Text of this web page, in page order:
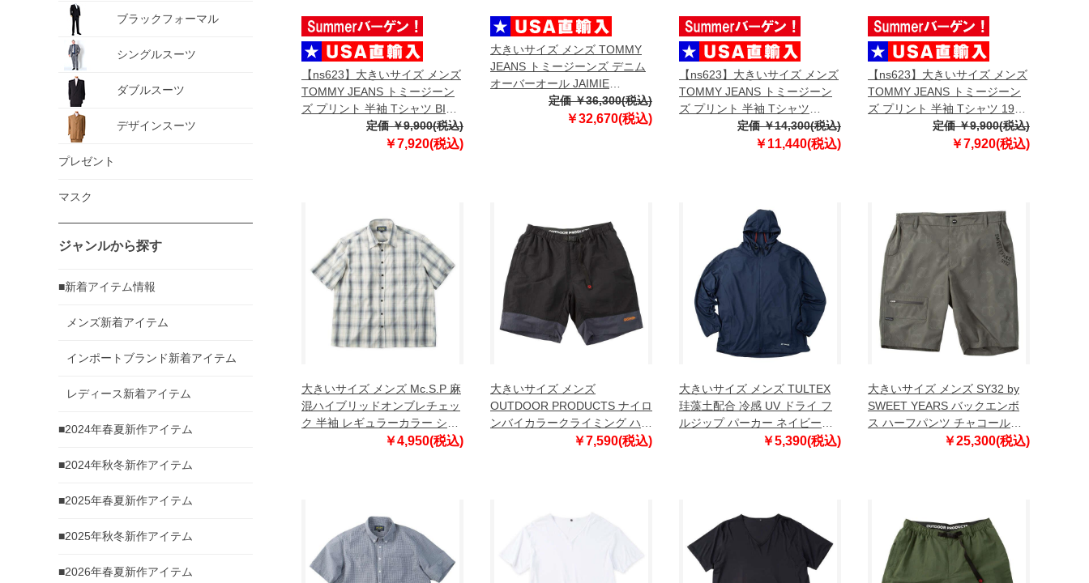
ブラックフォーマル
シングルスーツ
ダブルスーツ
デザインスーツ
プレゼント
マスク
ジャンルから探す
■新着アイテム情報
メンズ新着アイテム
インポートブランド新着アイテム
レディース新着アイテム
■2024年春夏新作アイテム
■2024年秋冬新作アイテム
■2025年春夏新作アイテム
■2025年秋冬新作アイテム
■2026年春夏新作アイテム
【ns623】大きいサイズ メンズ
TOMMY JEANS トミージーン
ズ プリント 半袖 Tシャツ BIG
FLAG SS TEE USA直輸入
定価 ￥9,900(税込)
￥7,920(税込)
大きいサイズ メンズ TOMMY
JEANS トミージーンズ デニム
オーバーオール JAIMIE
DUNGAREE EXT USA直輸入
定価 ￥36,300(税込)
￥32,670(税込)
【ns623】大きいサイズ メンズ
TOMMY JEANS トミージーン
ズ プリント 半袖 Tシャツ
OUTDOOR SS TEE USA直輸入
定価 ￥14,300(税込)
￥11,440(税込)
【ns623】大きいサイズ メンズ
TOMMY JEANS トミージーン
ズ プリント 半袖 Tシャツ 1985
DNA GRAPHIC SS TEE USA直
輸入 dm0dm22307
定価 ￥9,900(税込)
￥7,920(税込)
大きいサイズ メンズ Mc.S.P 麻
混ハイブリッドオンブレチェッ
ク 半袖 レギュラーカラー シャ
ツ オフホワイト 1277-6221-1
￥4,950(税込)
大きいサイズ メンズ
OUTDOOR PRODUCTS ナイロ
ンバイカラークライミング ハー
フパンツ ブラック×グレー
￥7,590(税込)
大きいサイズ メンズ TULTEX
珪藻土配合 冷感 UV ドライ フ
ルジップ パーカー ネイビー
1278-6540-1 3L 4L 5L 6L 7L
￥5,390(税込)
大きいサイズ メンズ SY32 by
SWEET YEARS バックエンボ
ス ハーフパンツ チャコールグ
レー 1274-6247-2 3L 4L 5L 6L
￥25,300(税込)